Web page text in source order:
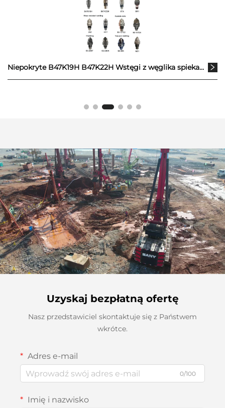
Niepokryte B47K19H B47K22H Wstęgi z węglika spiekanego 8TA BR1 Odporność na zużycie lutowanie Stempla ze stopu 20Z Obrobienie powierzchniowe 60-26KF KRT 60-30NX 60-12T22 Lutowanie próżniowe 60-28K 60-14T24 M01
Uzyskaj bezpłatną ofertę
Nasz przedstawiciel skontaktuje się z Państwem
wkrótce.
Adres e-mail
0/100
Imię i nazwisko